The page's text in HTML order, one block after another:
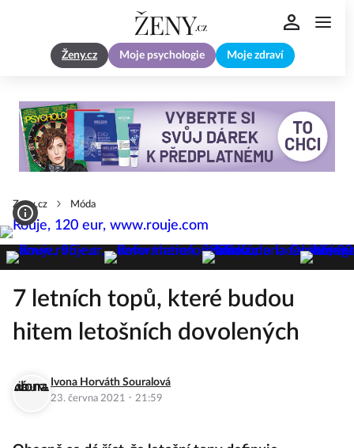
Ženy.cz Moje psychologie Moje zdraví
Zeny.cz Móda
7 letních topů, které budou
hitem letošních dovolených
Ivona Horváth Souralová
23. června 2021 · 21:59